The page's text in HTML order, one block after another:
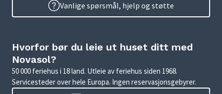
Vanlige spørsmål, hjelp og støtte
Hvorfor bør du leie ut huset ditt med
Novasol?
50 000 feriehus i 18 land. Utleie av feriehus siden 1968.
Servicesteder over hele Europa. Ingen reservasjonsgebyrer.